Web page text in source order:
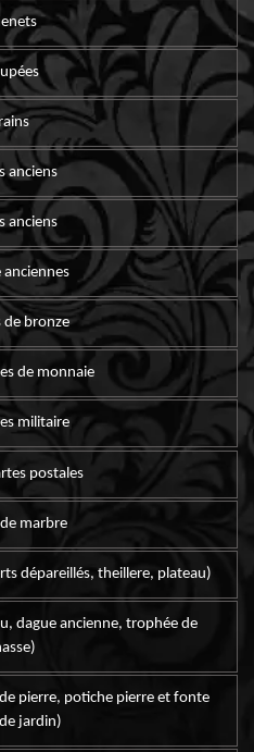
anciens
anciens
de bronze
de monnaie
militaire
postales
marbre
dépareillés, theillere, plateau)
dague ancienne, trophée de
pierre, potiche pierre et fonte
jardin)